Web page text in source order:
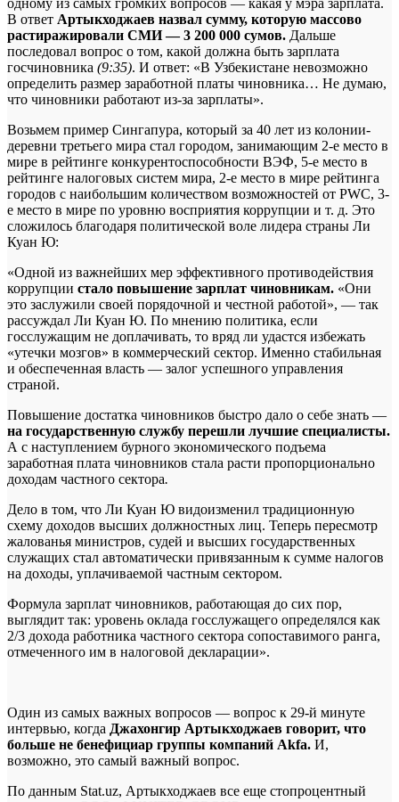
одному из самых громких вопросов — какая у мэра зарплата.
В ответ Артыкходжаев назвал сумму, которую массово
растиражировали СМИ — 3 200 000 сумов. Дальше
последовал вопрос о том, какой должна быть зарплата
госчиновника (9:35). И ответ: «В Узбекистане невозможно
определить размер заработной платы чиновника… Не думаю,
что чиновники работают из-за зарплаты».
Возьмем пример Сингапура, который за 40 лет из колонии-
деревни третьего мира стал городом, занимающим 2-е место в
мире в рейтинге конкурентоспособности ВЭФ, 5-е место в
рейтинге налоговых систем мира, 2-е место в мире рейтинга
городов с наибольшим количеством возможностей от PWC, 3-
е место в мире по уровню восприятия коррупции и т. д. Это
сложилось благодаря политической воле лидера страны Ли
Куан Ю:
«Одной из важнейших мер эффективного противодействия
коррупции стало повышение зарплат чиновникам. «Они
это заслужили своей порядочной и честной работой», — так
рассуждал Ли Куан Ю. По мнению политика, если
госслужащим не доплачивать, то вряд ли удастся избежать
«утечки мозгов» в коммерческий сектор. Именно стабильная
и обеспеченная власть — залог успешного управления
страной.
Повышение достатка чиновников быстро дало о себе знать —
на государственную службу перешли лучшие специалисты.
А с наступлением бурного экономического подъема
заработная плата чиновников стала расти пропорционально
доходам частного сектора.
Дело в том, что Ли Куан Ю видоизменил традиционную
схему доходов высших должностных лиц. Теперь пересмотр
жалованья министров, судей и высших государственных
служащих стал автоматически привязанным к сумме налогов
на доходы, уплачиваемой частным сектором.
Формула зарплат чиновников, работающая до сих пор,
выглядит так: уровень оклада госслужащего определялся как
2/3 дохода работника частного сектора сопоставимого ранга,
отмеченного им в налоговой декларации».
Один из самых важных вопросов — вопрос к 29-й минуте
интервью, когда Джахонгир Артыкходжаев говорит, что
больше не бенефициар группы компаний Akfa. И,
возможно, это самый важный вопрос.
По данным Stat.uz, Артыкходжаев все еще стопроцентный